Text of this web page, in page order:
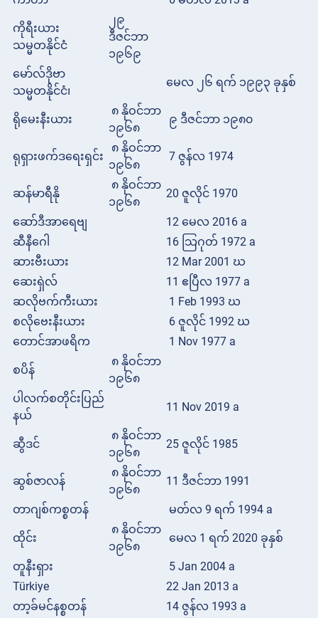
ကိုရီးယား
သမ္မတနိုင်ငံ
၂၉
ဒီဇင်ဘာ
၁၉၆၉
မော်လ်ဒိုဗာ
သမ္မတနိုင်ငံ၊
မေလ ၂၆ ရက် ၁၉၉၃ ခုနှစ်
ရိုမေးနီးယား
၈ နိုဝင်ဘာ
၁၉၆၈
၉ ဒီဇင်ဘာ ၁၉၈၀
ရုရှားဖက်ဒရေးရှင်း
၈ နိုဝင်ဘာ
၁၉၆၈
7 ဇွန်လ 1974
ဆန်မာရီနို
၈ နိုဝင်ဘာ
၁၉၆၈
20 ဇူလိုင် 1970
ဆော်ဒီအာရေဗျ
12 မေလ 2016 a
ဆီနီဂေါ
16 သြဂုတ် 1972 a
ဆားဗီးယား
12 Mar 2001 ဃ
ဆေးရှဲလ်
11 ဧပြီလ 1977 a
ဆလိုဗက်ကီးယား
1 Feb 1993 ဃ
စလိုဗေးနီးယား
6 ဇူလိုင် 1992 ဃ
တောင်အာဖရိက
1 Nov 1977 a
စပိန်
၈ နိုဝင်ဘာ
၁၉၆၈
ပါလက်စတိုင်းပြည်
နယ်
11 Nov 2019 a
ဆွီဒင်
၈ နိုဝင်ဘာ
၁၉၆၈
25 ဇူလိုင် 1985
ဆွစ်ဇာလန်
၈ နိုဝင်ဘာ
၁၉၆၈
11 ဒီဇင်ဘာ 1991
တာဂျစ်ကစ္စတန် မတ်လ 9 ရက် 1994 a
ထိုင်း
၈ နိုဝင်ဘာ
၁၉၆၈
မေလ 1 ရက် 2020 ခုနှစ်
တူနီးရှား
5 Jan 2004 a
Türkiye
22 Jan 2013 a
တာ့ခ်မင်နစ္စတန်
14 ဇွန်လ 1993 a